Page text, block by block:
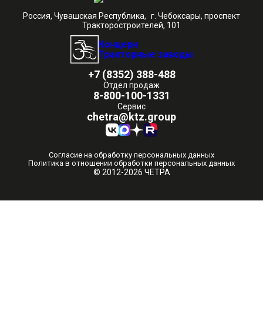
Россия, Чувашская Республика, г. Чебоксары, проспект
Тракторостроителей, 101
Концерн
Тракторные заводы
+7 (8352) 388-488
Отдел продаж
8-800-100-1331
Сервис
chetra@ktz.group
© 2012-2026 ЧЕТРА
Согласие на обработку персональных данных
Политика в отношении обработки персональных данных